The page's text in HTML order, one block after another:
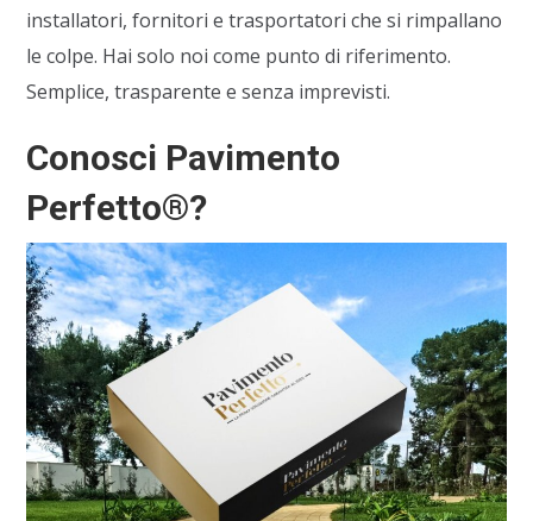
installatori, fornitori e trasportatori che si rimpallano
le colpe. Hai solo noi come punto di riferimento.
Semplice, trasparente e senza imprevisti.
Conosci Pavimento
Perfetto®?